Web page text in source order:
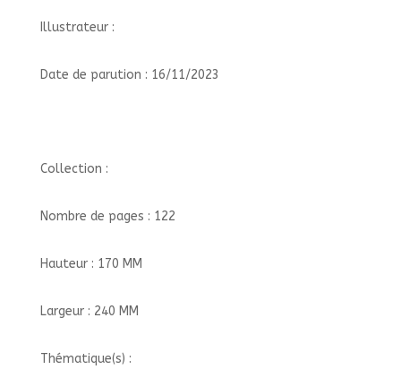
Illustrateur :
Date de parution : 16/11/2023
Collection :
Nombre de pages : 122
Hauteur : 170 MM
Largeur : 240 MM
Thématique(s) :